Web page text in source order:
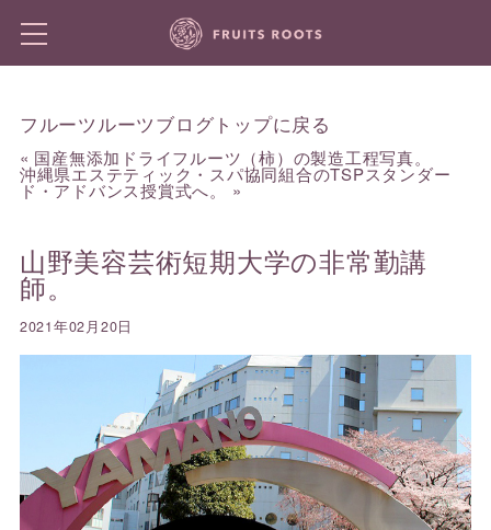
フルーツルーツブログトップに戻る
« 国産無添加ドライフルーツ（柿）の製造工程写真。
沖縄県エステティック・スパ協同組合のTSPスタンダー
ド・アドバンス授賞式へ。 »
山野美容芸術短期大学の非常勤講
師。
2021年02月20日